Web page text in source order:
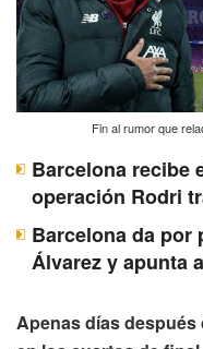
Fin al rumor que
Barcelona recibe
operación Rodri
Barcelona da por
Álvarez y apunta
Apenas días después